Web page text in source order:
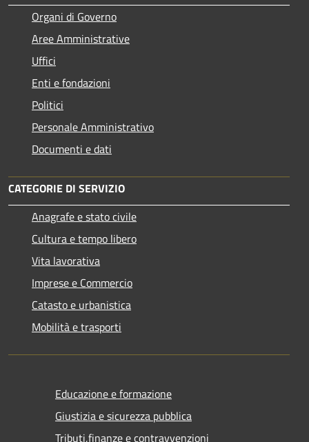
Organi di Governo
Aree Amministrative
Uffici
Enti e fondazioni
Politici
Personale Amministrativo
Documenti e dati
CATEGORIE DI SERVIZIO
Anagrafe e stato civile
Cultura e tempo libero
Vita lavorativa
Imprese e Commercio
Catasto e urbanistica
Mobilità e trasporti
Educazione e formazione
Giustizia e sicurezza pubblica
Tributi,finanze e contravvenzioni